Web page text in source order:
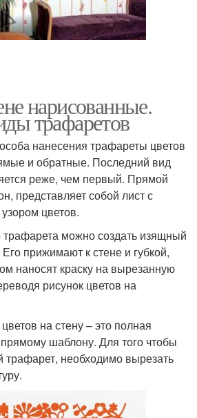
нарисованные.
трафаретов
нанесения трафареты цветов
и обратные. Последний вид
реже, чем первый. Прямой
представляет собой лист с
цветов.
можно создать изящный
прижимают к стене и губкой,
наносят краску на вырезанную
рисунок цветов на
на стену – это полная
шаблону. Для того чтобы
трафарет, необходимо вырезать